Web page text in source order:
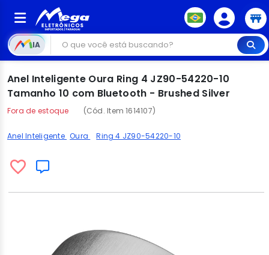
IA
Anel Inteligente Oura Ring 4 JZ90-54220-10
Tamanho 10 com Bluetooth - Brushed Silver
Fora de estoque (Cód. Item 1614107)
Anel Inteligente Oura Ring 4 JZ90-54220-10